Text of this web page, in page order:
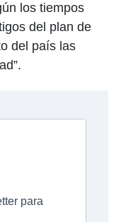
los tiempos
del plan de
del país las